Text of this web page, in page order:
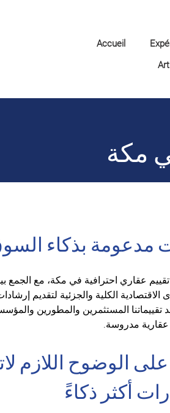
Accueil
مكة
مدعومة بذكاء
عقاري احترافية في مكة، مع الجمع
الاقتصادية الكلية والجزئية لتقديم
المستثمرين والمطورين
عقارية مدروسة.
الوضوح اللازم
أكثر ذكاءً